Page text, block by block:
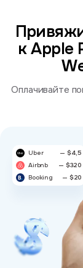
к Apple
Оплачивайте
Uber
— $4,5
Airbnb
— $320
Booking
— $20